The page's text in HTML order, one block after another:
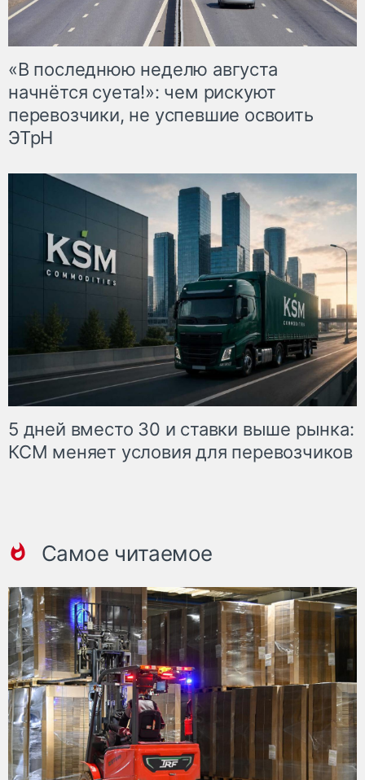
«В последнюю неделю августа
начнётся суета!»: чем рискуют
перевозчики, не успевшие освоить
ЭТрН
5 дней вместо 30 и ставки выше рынка:
КСМ меняет условия для перевозчиков
Самое читаемое